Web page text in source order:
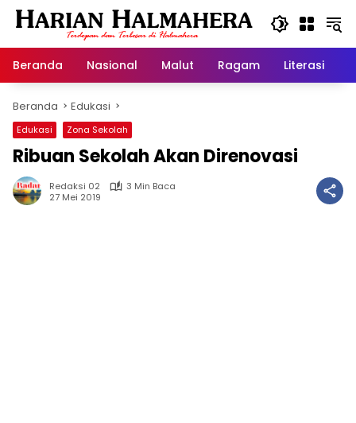
Langsung
Beranda
Nasional Malut Ragam Literasi
Beranda Edukasi
Edukasi Zona Sekolah
Ribuan Sekolah Akan Direnovasi
Redaksi 02
3 Min Baca
27 Mei 2019